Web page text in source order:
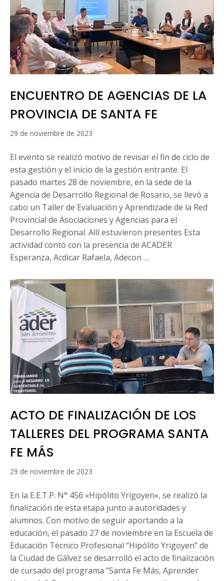
ENCUENTRO DE AGENCIAS DE LA
PROVINCIA DE SANTA FE
29 de noviembre de 2023
marzo
de
2024
El evento se realizó motivo de revisar el fin de ciclo de
esta gestión y el inicio de la gestión entrante. El
pasado martes 28 de noviembre, en la sede de la
Agencia de Desarrollo Regional de Rosario, se llevó a
cabo un Taller de Evaluación y Aprendizade de la Red
Provincial de Asociaciones y Agencias para el
Desarrollo Regional. Allí estuvieron presentes Esta
actividad contó con la presencia de ACADER
Esperanza, Acdicar Rafaela, Adecon …
ACTO DE FINALIZACIÓN DE LOS
TALLERES DEL PROGRAMA SANTA
FE MÁS
29 de noviembre de 2023
marzo
de
2024
En la E.E.T.P. N° 456 «Hipólito Yrigoyen», se realizó la
finalización de esta etapa junto a autoridades y
alumnos. Con motivo de seguir aportando a la
educación, el pasado 27 de noviembre en la Escuela de
Educación Técnico Profesional “Hipólito Yrigoyen” de
la Ciudad de Gálvez se desarrolló el acto de finalización
de cursado del programa “Santa Fe Más, Aprender